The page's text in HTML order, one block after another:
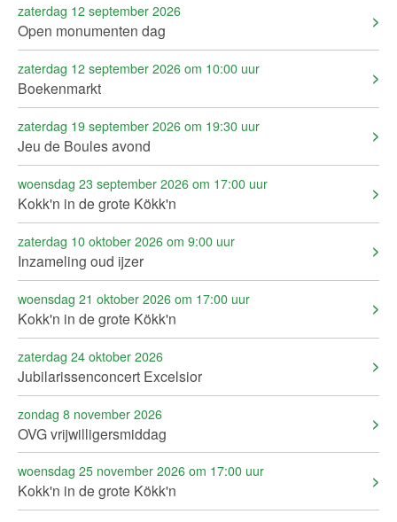
zaterdag 12 september 2026
Open monumenten dag
zaterdag 12 september 2026 om 10:00 uur
Boekenmarkt
zaterdag 19 september 2026 om 19:30 uur
Jeu de Boules avond
woensdag 23 september 2026 om 17:00 uur
Kokk'n in de grote Kökk'n
zaterdag 10 oktober 2026 om 9:00 uur
Inzameling oud ijzer
woensdag 21 oktober 2026 om 17:00 uur
Kokk'n in de grote Kökk'n
zaterdag 24 oktober 2026
Jubilarissenconcert Excelsior
zondag 8 november 2026
OVG vrijwilligersmiddag
woensdag 25 november 2026 om 17:00 uur
Kokk'n in de grote Kökk'n